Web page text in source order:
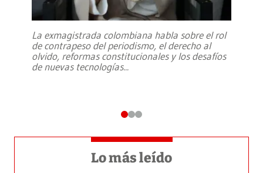
La exmagistrada colombiana habla sobre el rol
de contrapeso del periodismo, el derecho al
olvido, reformas constitucionales y los desafíos
de nuevas tecnologías...
Lo más leído